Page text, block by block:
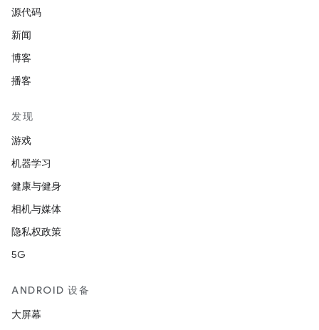
源代码
新闻
博客
播客
发现
游戏
机器学习
健康与健身
相机与媒体
隐私权政策
5G
ANDROID 设备
大屏幕